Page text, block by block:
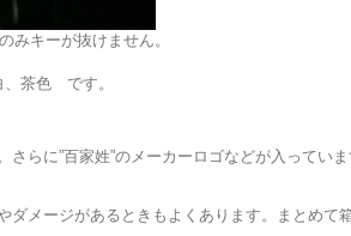
キーが抜けません。
、茶色 です。
らに”百家姓”のメーカーロゴなどが入ってい
メージがあるときもよくあります。まとめて